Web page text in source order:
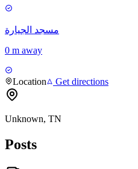
مسجد الجيارة
0 m away
Location Get directions
Unknown, TN
Posts